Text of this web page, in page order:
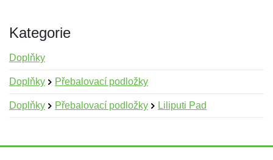
Kategorie
Doplňky
Doplňky Přebalovací podložky
Doplňky Přebalovací podložky Liliputi Pad